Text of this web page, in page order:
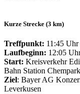
Kurze Strecke (3 km)
Treffpunkt: 11:45 Uhr
Laufbeginn: 12:05
Start: Kreisverkehr
Bahn Station Chempark
Ziel: Bayer AG
Leverkusen